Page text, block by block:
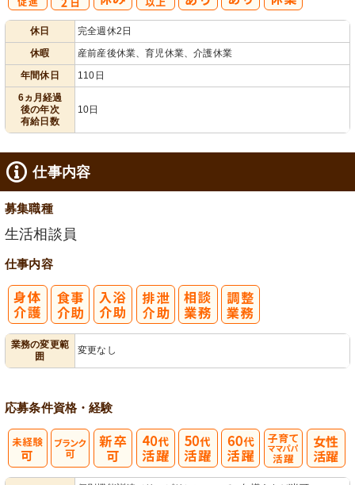
休日
完全週休2日
休暇
産前産後休業、育児休業、介護休業
年間休日
110日
6ヵ月経過
後の年次
有給日数
10日
仕事内容
募集職種
生活相談員
仕事内容
業務の変更範
囲
変更なし
応募条件資格・経験